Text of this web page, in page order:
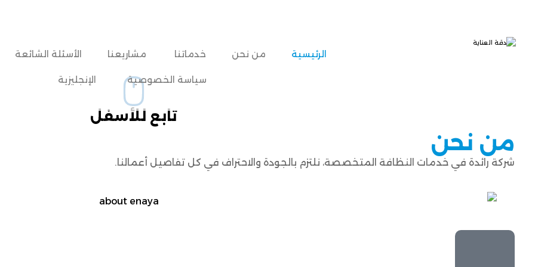
الرئيسية من نحن خدماتنا مشاريعنا الأسئلة الشائعة
سياسة الخصوصية الإنجليزية
تابع للأسفل
من نحن
شركة رائدة في خدمات النظافة المتخصصة، نلتزم بالجودة والاحتراف في كل تفاصيل أعمالنا.